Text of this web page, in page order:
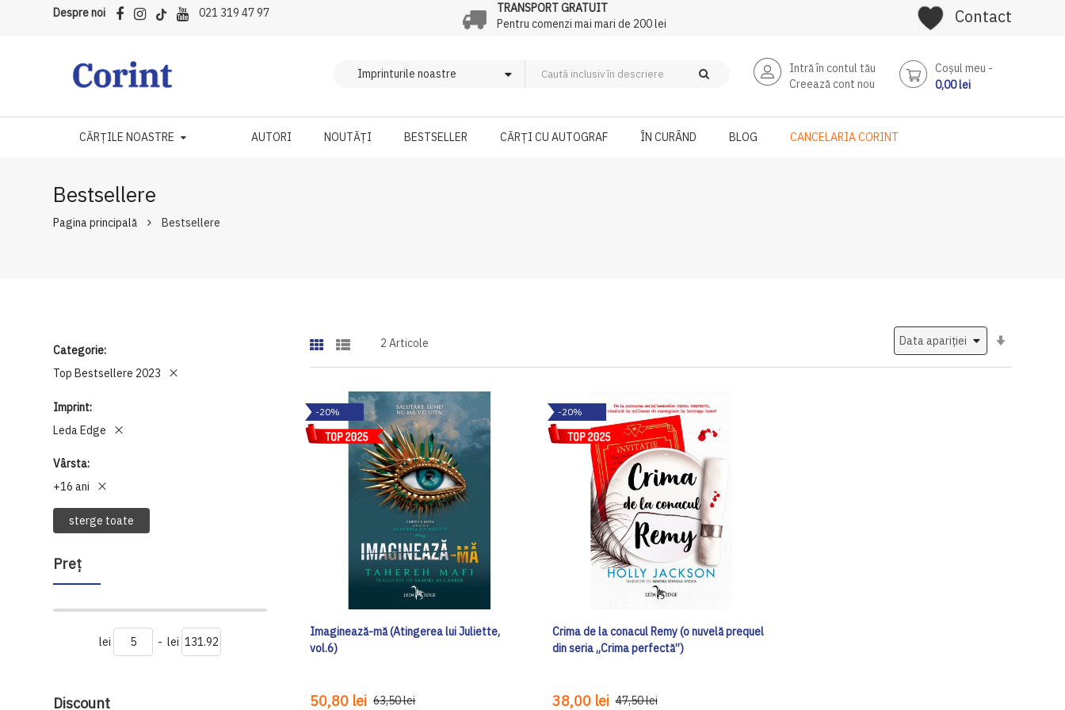
Despre noi 021 319 47 97
TRANSPORT GRATUIT
Pentru comenzi mai mari de 200 lei
Contact
Intră în contul tău
Creează cont nou
Coşul meu
0,00 lei
CĂRȚILE NOASTRE AUTORI NOUTĂȚI BESTSELLER CĂRȚI CU AUTOGRAF ÎN CURÂND BLOG CANCELARIA CORINT
Bestsellere
Pagina principală Bestsellere
Categorie
Top Bestsellere 2023
Imprint
Leda Edge
Vârsta
+16 ani
sterge toate
Preţ
lei - lei
Discount
2 Articole
-20%
Imaginează-mă (Atingerea lui Juliette,
vol.6)
50,80 lei 63,50 lei
-20%
Crima de la conacul Remy (o nuvelă prequel
din seria „Crima perfectă”)
38,00 lei 47,50 lei